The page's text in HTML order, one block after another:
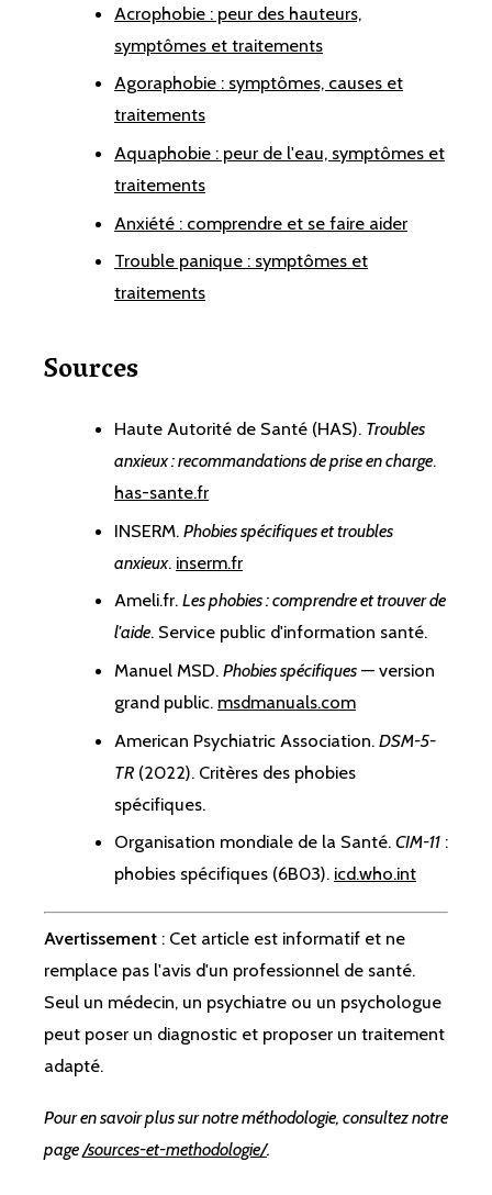
Acrophobie : peur des hauteurs,
symptômes et traitements
Agoraphobie : symptômes, causes et
traitements
Aquaphobie : peur de l'eau, symptômes et
traitements
Anxiété : comprendre et se faire aider
Trouble panique : symptômes et
traitements
Sources
Haute Autorité de Santé (HAS). Troubles
anxieux : recommandations de prise en charge.
has-sante.fr
INSERM. Phobies spécifiques et troubles
anxieux. inserm.fr
Ameli.fr. Les phobies : comprendre et trouver de
l'aide. Service public d'information santé.
Manuel MSD. Phobies spécifiques — version
grand public. msdmanuals.com
American Psychiatric Association. DSM-5-
TR (2022). Critères des phobies
spécifiques.
Organisation mondiale de la Santé. CIM-11 :
phobies spécifiques (6B03). icd.who.int
Avertissement : Cet article est informatif et ne
remplace pas l'avis d'un professionnel de santé.
Seul un médecin, un psychiatre ou un psychologue
peut poser un diagnostic et proposer un traitement
adapté.
Pour en savoir plus sur notre méthodologie, consultez notre
page/sources-et-methodologie/.